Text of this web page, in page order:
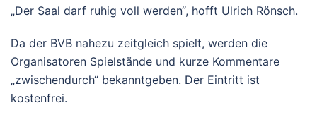
„Der Saal darf ruhig voll werden“, hofft Ulrich Rönsch.
Da der BVB nahezu zeitgleich spielt, werden die
Organisatoren Spielstände und kurze Kommentare
„zwischendurch“ bekanntgeben. Der Eintritt ist
kostenfrei.